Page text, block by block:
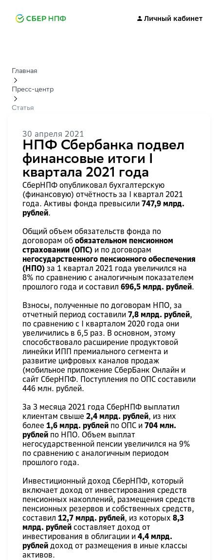
Личный кабинет
Главная
Пресс-центр
Статья
30 апреля 2021
НПФ Сбербанка подвел
финансовые итоги I
квартала 2021 года
СберНПФ опубликовал бухгалтерскую
(финансовую) отчётность за I квартал 2021
года. Активы фонда превысили 747,9 млрд.
рублей.
Общий объем обязательств фонда по
договорам об обязательном пенсионном
страховании (ОПС) и по договорам
негосударственного пенсионного обеспечения
(НПО) за 1 квартал 2021 года увеличился на
8% по сравнению с аналогичным показателем
прошлого года и составил 696,5 млрд. рублей.
Взносы, полученные по договорам НПО, за
отчетный период составили 7,8 млрд. рублей,
по сравнению с I кварталом 2020 года они
увеличились в 6,5 раз. В основном, этому
способствовало расширение продуктовой
линейки ИПП премиального сегмента и
развитие цифровых каналов продаж
(мобильное приложение СберБанк Онлайн и
сайт СберНПФ. Поступления по ОПС составили
446 млн. рублей.
За 3 месяца 2021 года СберНПФ выплатил
клиентам свыше 2,4 млрд. рублей, из них
более 1,6 млрд. рублей по ОПС и 704 млн.
рублей по НПО. Объем выплат
негосударственной пенсии увеличился на 9%
по сравнению с аналогичным периодом
прошлого года.
Инвестиционный доход СберНПФ, который
включает доход от инвестирования средств
пенсионных накоплений, размещения средств
пенсионных резервов и собственных средств,
составил 12,7 млрд. рублей, из которых 8,3
млрд. рублей составляет доход от
инвестирования в облигации и 4,4 млрд.
рублей доход от размещения в иные классы
активов.